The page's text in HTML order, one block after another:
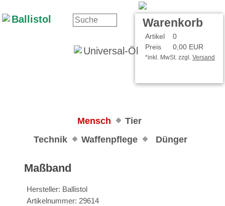
Warenkorb
Artikel
0
Preis
0,00 EUR
*inkl. MwSt. zzgl. Versand
Mensch
Tier
Technik
Waffenpflege Dünger
Maßband
Hersteller: Ballistol
Artikelnummer: 29614